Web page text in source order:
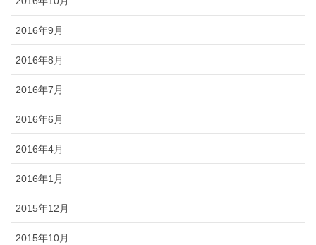
2016年9月
2016年8月
2016年7月
2016年6月
2016年4月
2016年1月
2015年12月
2015年10月